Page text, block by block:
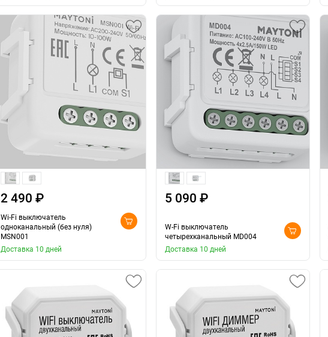
2 490 ₽
Wi-Fi выключатель
одноканальный (без нуля)
MSN001
Доставка 10 дней
5 090 ₽
W-Fi выключатель
четырехканальный MD004
Доставка 10 дней